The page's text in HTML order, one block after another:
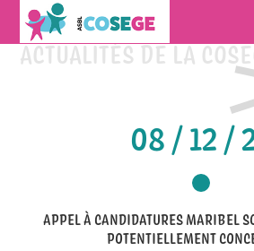
ACTUALITÉS DE LA
08 / 12 /
APPEL À CANDIDATURES MARIBEL
POTENTIELLEMENT